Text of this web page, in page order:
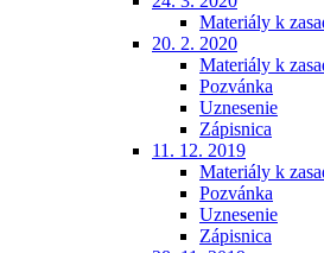
Materiály k
20. 2. 2020
Materiály k
Pozvánka
Uznesenie
Zápisnica
11. 12. 2019
Materiály k
Pozvánka
Uznesenie
Zápisnica